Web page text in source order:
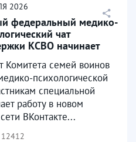
2026
федеральный медико-
чат
КСВО начинает
Комитета семей воинов
психологической
специальной
работу в новом
ВКонтакте...